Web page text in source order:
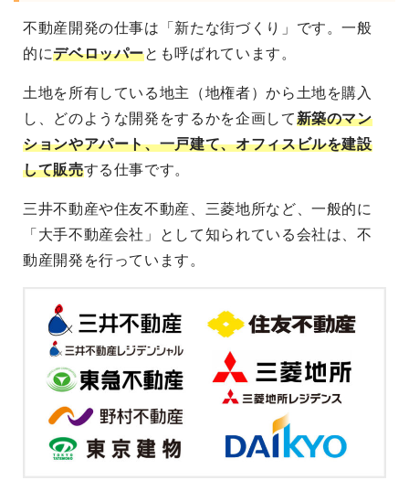
不動産開発の仕事は「新たな街づくり」です。一般
的にデベロッパーとも呼ばれています。
土地を所有している地主（地権者）から土地を購入
し、どのような開発をするかを企画して新築のマン
ションやアパート、一戸建て、オフィスビルを建設
して販売する仕事です。
三井不動産や住友不動産、三菱地所など、一般的に
「大手不動産会社」として知られている会社は、不
動産開発を行っています。